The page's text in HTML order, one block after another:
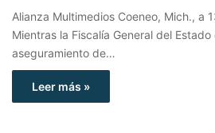
Alianza Multimedios Coeneo, Mich., a
Mientras la Fiscalía General del
aseguramiento de…
Leer más »